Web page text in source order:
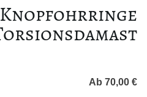
Ab 70,00 €